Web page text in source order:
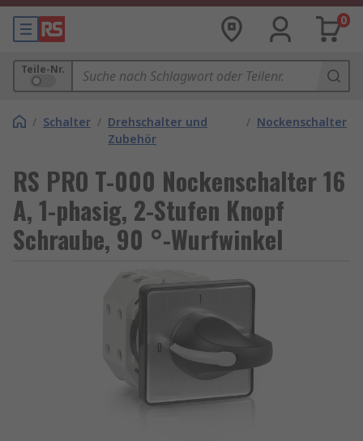
0
Teile-Nr.
/ Schalter / Drehschalter und
Zubehör
/ Nockenschalter
RS PRO T-000 Nockenschalter 16
A, 1-phasig, 2-Stufen Knopf
Schraube, 90 °-Wurfwinkel